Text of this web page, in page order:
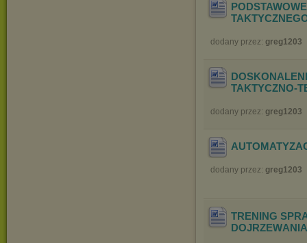
TAKTYCZN
dodany przez: greg1203
TAKTYCZNO-
dodany przez: greg1203
dodany przez: greg1203
TRENING
DOJRZEWANIA